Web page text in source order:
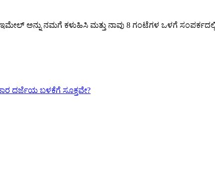
ಅನ್ನು ನಮಗೆ ಕಳುಹಿಸಿ ಮತ್ತು ನಾವು 8 ಗಂಟೆಗಳ ಒಳಗೆ